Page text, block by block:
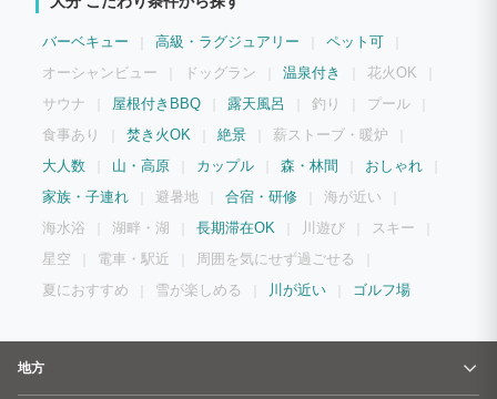
バーベキュー 高級・ラグジュアリー
ペット可
オーシャンビュー
ドッグラン 温泉付き
花火OK
サウナ
屋根付きBBQ 露天風呂 釣り
プール
食事あり
焚き火OK 絶景
薪ストーブ・暖炉
大人数
山・高原 カップル 森・林間
おしゃれ
家族・子連れ
避暑地 合宿・研修
海が近い
海水浴
湖畔・湖 長期滞在OK 川遊び
スキー
星空
電車・駅近
周囲を気にせず過ごせる
夏におすすめ
雪が楽しめる 川が近い ゴルフ場
地方